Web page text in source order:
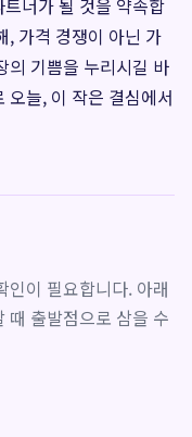
너가 될 것을 약속합
, 가격 경쟁이 아닌 가
의 기쁨을 누리시길 바
오늘, 이 작은 결심에서
인이 필요합니다. 아래
때 출발점으로 삼을 수